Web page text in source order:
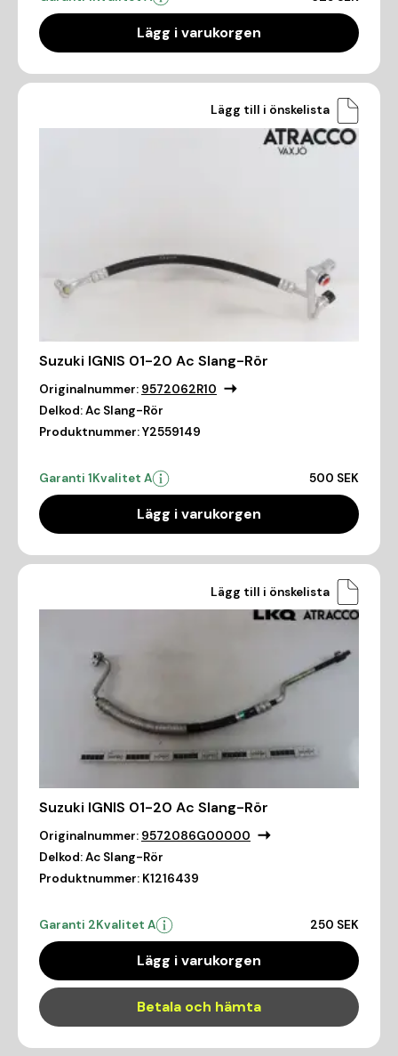
Lägg i varukorgen
Lägg till i önskelista
Suzuki IGNIS 01-20 Ac Slang-Rör
Originalnummer: 9572062R10
Delkod:Ac Slang-Rör
Produktnummer:Y2559149
Garanti 1Kvalitet A 500 SEK
Lägg i varukorgen
Lägg till i önskelista
Suzuki IGNIS 01-20 Ac Slang-Rör
Originalnummer: 9572086G00000
Delkod:Ac Slang-Rör
Produktnummer: K1216439
Garanti 2Kvalitet A 250 SEK
Lägg i varukorgen
Betala och hämta